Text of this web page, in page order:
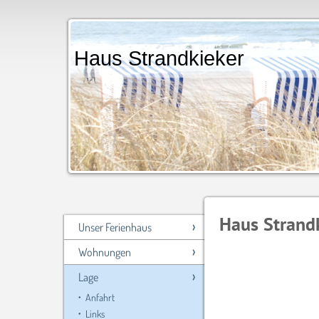
Haus
Unser Ferienhaus
Wohnungen
Lage
Anfahrt
Links
Haus